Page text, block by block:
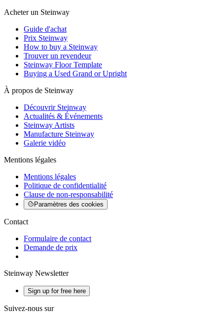
Acheter un Steinway
Guide d'achat
Prix Steinway
How to buy a Steinway
Trouver un revendeur
Steinway Floor Template
Buying a Used Grand or Upright
À propos de Steinway
Découvrir Steinway
Actualités & Événements
Steinway Artists
Manufacture Steinway
Galerie vidéo
Mentions légales
Mentions légales
Politique de confidentialité
Clause de non-responsabilité
Paramètres des cookies
Contact
Formulaire de contact
Demande de prix
Steinway Newsletter
Sign up for free here
Suivez-nous sur